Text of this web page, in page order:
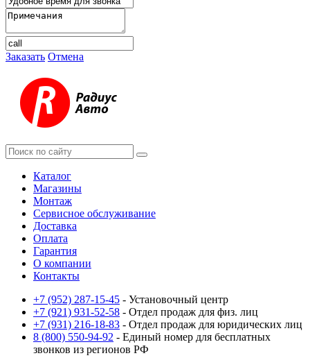
Заказать Отмена
Каталог
Магазины
Монтаж
Сервисное обслуживание
Доставка
Оплата
Гарантия
О компании
Контакты
+7 (952) 287-15-45 - Установочный центр
+7 (921) 931-52-58 - Отдел продаж для физ. лиц
+7 (931) 216-18-83 - Отдел продаж для юридических лиц
8 (800) 550-94-92 - Единый номер для бесплатных
звонков из регионов РФ